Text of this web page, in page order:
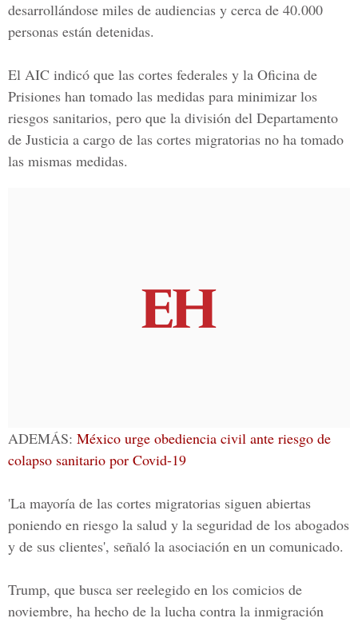
desarrollándose miles de audiencias y cerca de 40.000
personas están detenidas.
El AIC indicó que las cortes federales y la Oficina de
Prisiones han tomado las medidas para minimizar los
riesgos sanitarios, pero que la división del Departamento
de Justicia a cargo de las cortes migratorias no ha tomado
las mismas medidas.
ADEMÁS: México urge obediencia civil ante riesgo de
colapso sanitario por Covid-19
'La mayoría de las cortes migratorias siguen abiertas
poniendo en riesgo la salud y la seguridad de los abogados
y de sus clientes', señaló la asociación en un comunicado.
Trump, que busca ser reelegido en los comicios de
noviembre, ha hecho de la lucha contra la inmigración